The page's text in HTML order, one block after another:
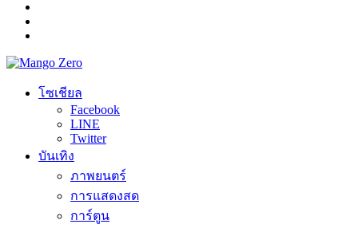
โซเชียล
Facebook
LINE
Twitter
บันเทิง
ภาพยนตร์
การแสดงสด
การ์ตูน